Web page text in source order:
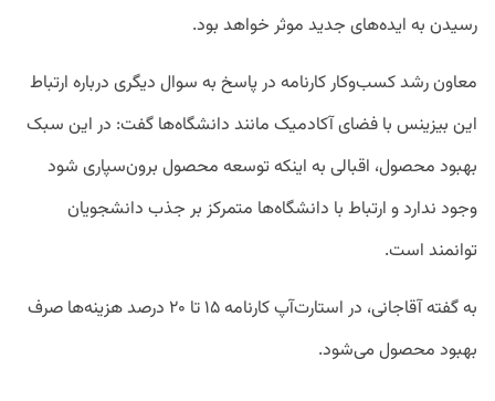
رسیدن به ایده‏‌های جدید موثر خواهد بود.
معاون رشد کسب‌وکار کارنامه در پاسخ به سوال دیگری درباره ارتباط
این بیزینس با فضای آکادمیک مانند دانشگاه‌ها گفت: در این سبک
بهبود محصول، اقبالی به اینکه توسعه محصول برون‌سپاری شود
وجود ندارد و ارتباط با دانشگاه‌‏ها متمرکز بر جذب دانشجویان
توانمند است.
به گفته آقاجانی، در استارت‌آپ کارنامه ۱۵ تا ۲۰ درصد هزینه‌ها صرف
بهبود محصول می‌شود.